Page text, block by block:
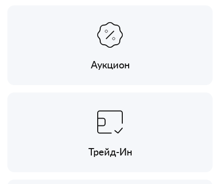
Аукцион
Трейд-Ин